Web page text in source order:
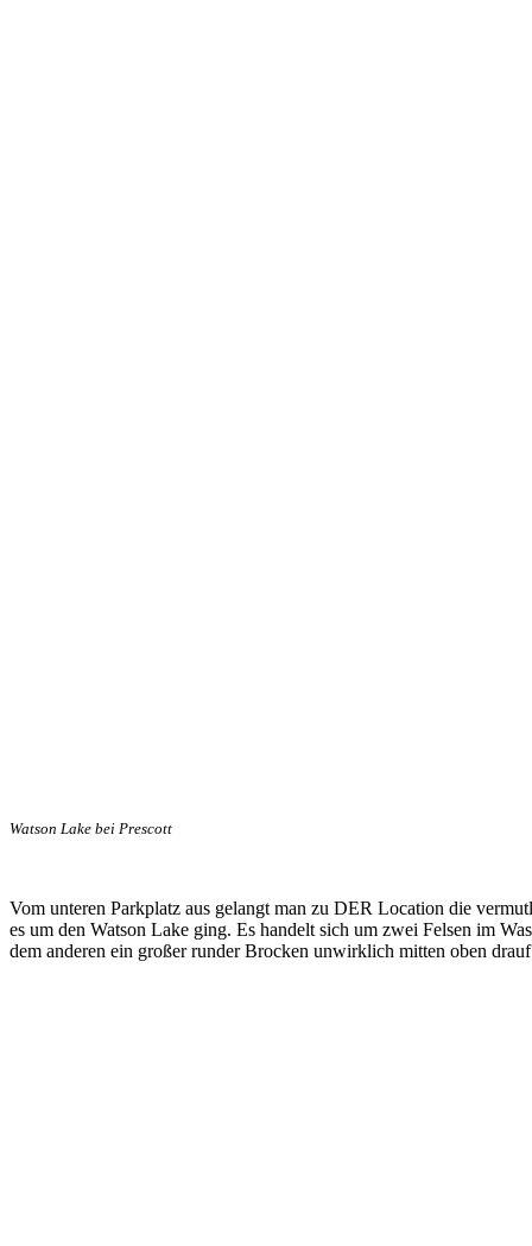
Watson Lake bei Prescott
Vom unteren Parkplatz aus gelangt man zu DER Location die
es um den Watson Lake ging. Es handelt sich um zwei Felsen im
dem anderen ein großer runder Brocken unwirklich mitten oben